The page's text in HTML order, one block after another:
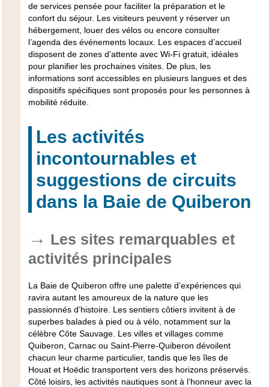
de services pensée pour faciliter la préparation et le
confort du séjour. Les visiteurs peuvent y réserver un
hébergement, louer des vélos ou encore consulter
l’agenda des événements locaux. Les espaces d’accueil
disposent de zones d’attente avec Wi-Fi gratuit, idéales
pour planifier les prochaines visites. De plus, les
informations sont accessibles en plusieurs langues et des
dispositifs spécifiques sont proposés pour les personnes à
mobilité réduite.
Les activités
incontournables et
suggestions de circuits
dans la Baie de Quiberon
Les sites remarquables et
activités principales
La Baie de Quiberon offre une palette d’expériences qui
ravira autant les amoureux de la nature que les
passionnés d’histoire. Les sentiers côtiers invitent à de
superbesbalades à pied ou à vélo, notamment sur la
célèbre Côte Sauvage. Les villes et villages comme
Quiberon, Carnac ou Saint-Pierre-Quiberon dévoilent
chacun leur charme particulier, tandis que les îles de
Houat et Hoëdic transportent vers des horizons préservés.
Côté loisirs, les activités nautiques sont à l’honneur avec la